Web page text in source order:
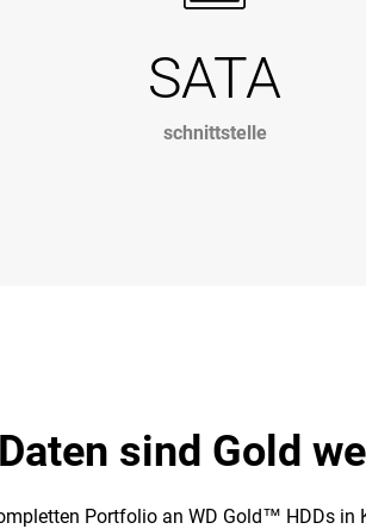
SATA
schnittstelle
sind Gold
Portfolio an WD Gold™ HDDs in